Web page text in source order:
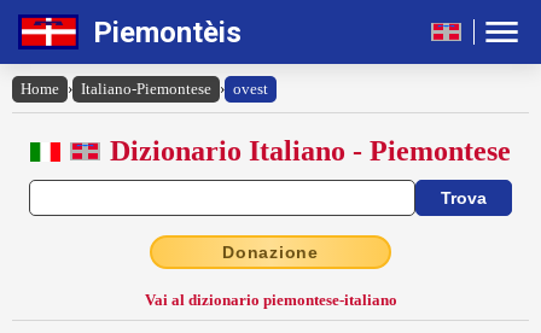
Piemontèis
Home › Italiano-Piemontese › ovest
Dizionario Italiano - Piemontese
Donazione
Vai al dizionario piemontese-italiano